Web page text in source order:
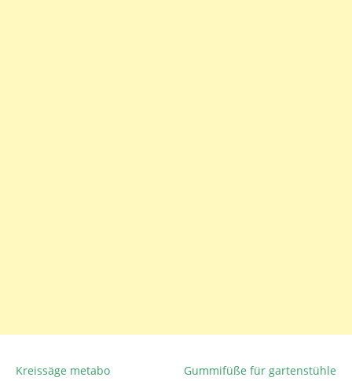
BEITRAGSNAVIGATION
Kreissäge metabo Gummifüße für gartenstühle